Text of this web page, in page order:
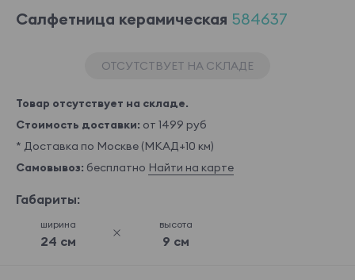
Cалфетница керамическая 584637
ОТСУТСТВУЕТ НА СКЛАДЕ
Товар отсутствует на складе.
Стоимость доставки: от 1499 руб
* Доставка по Москве (МКАД+10 км)
Самовывоз: бесплатно Найти на карте
Габариты:
ширина
24 см
высота
9 см